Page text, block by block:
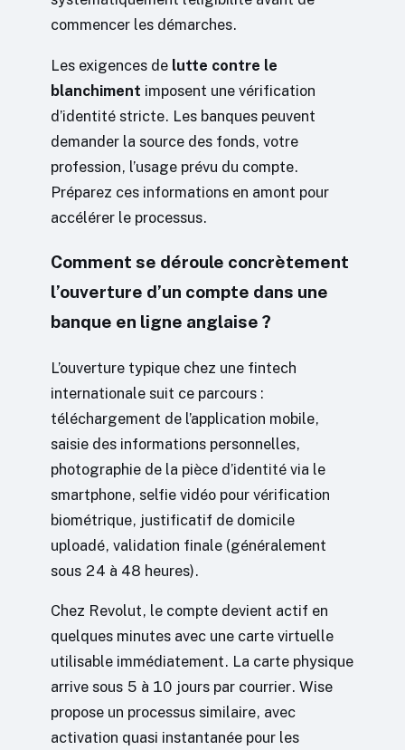
commencer les démarches.
Les exigences de lutte contre le
blanchiment imposent une vérification
d’identité stricte. Les banques peuvent
demander la source des fonds, votre
profession, l’usage prévu du compte.
Préparez ces informations en amont pour
accélérer le processus.
Comment se déroule concrètement
l’ouverture d’un compte dans une
banque en ligne anglaise ?
L’ouverture typique chez une fintech
internationale suit ce parcours :
téléchargement de l’application mobile,
saisie des informations personnelles,
photographie de la pièce d’identité via le
smartphone, selfie vidéo pour vérification
biométrique, justificatif de domicile
uploadé, validation finale (généralement
sous 24 à 48 heures).
Chez Revolut, le compte devient actif en
quelques minutes avec une carte virtuelle
utilisable immédiatement. La carte physique
arrive sous 5 à 10 jours par courrier. Wise
propose un processus similaire, avec
activation quasi instantanée pour les